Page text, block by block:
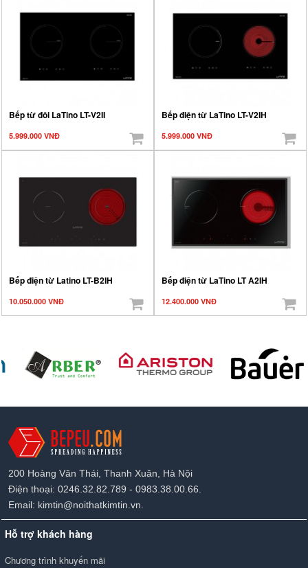
Bếp từ đôi LaTino LT-V2II
5.999.000 VNĐ
Bếp điện từ LaTino LT-V2IH
5.999.000 VNĐ
Bếp điện từ Latino LT-B2IH
10.050.000 VNĐ
Bếp điện từ LaTino LT A2IH
12.400.000 VNĐ
200 Hoàng Văn Thái, Thanh Xuân, Hà Nội
Điện thoại: 0246.32.82.789 - 0983.38.00.66.
Email: kimtin@noithatkimtin.vn.
Hỗ trợ khách hàng
Chương trình khuyến mãi